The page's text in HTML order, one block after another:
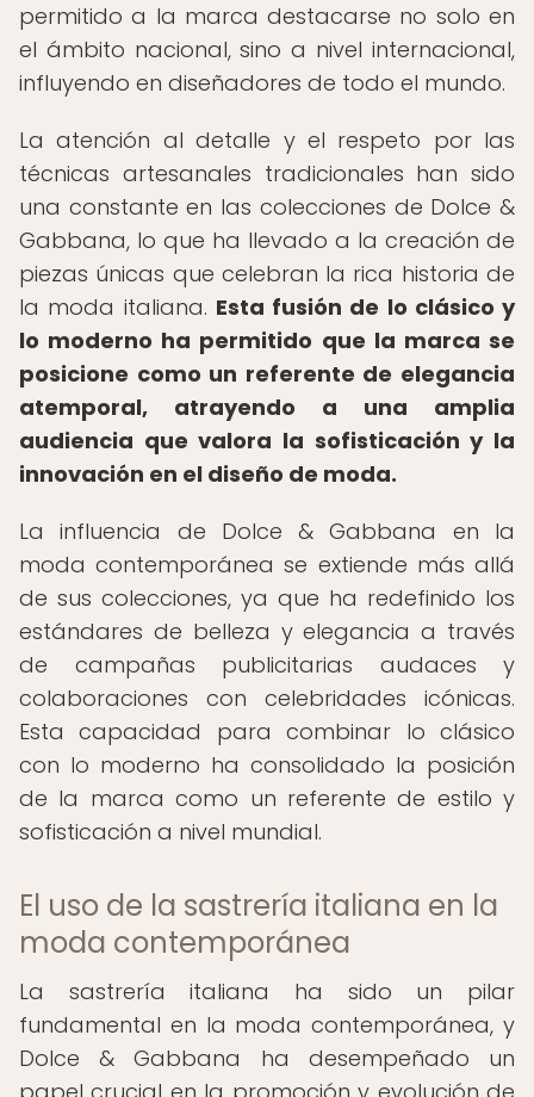
permitido a la marca destacarse no solo en
el ámbito nacional, sino a nivel internacional,
influyendo en diseñadores de todo el mundo.
La atención al detalle y el respeto por las
técnicas artesanales tradicionales han sido
una constante en las colecciones de Dolce &
Gabbana, lo que ha llevado a la creación de
piezas únicas que celebran la rica historia de
la moda italiana. Esta fusión de lo clásico y
lo moderno ha permitido que la marca se
posicione como un referente de elegancia
atemporal, atrayendo a una amplia
audiencia que valora la sofisticación y la
innovación en el diseño de moda.
La influencia de Dolce & Gabbana en la
moda contemporánea se extiende más allá
de sus colecciones, ya que ha redefinido los
estándares de belleza y elegancia a través
de campañas publicitarias audaces y
colaboraciones con celebridades icónicas.
Esta capacidad para combinar lo clásico
con lo moderno ha consolidado la posición
de la marca como un referente de estilo y
sofisticación a nivel mundial.
El uso de la sastrería italiana en la
moda contemporánea
La sastrería italiana ha sido un pilar
fundamental en la moda contemporánea, y
Dolce & Gabbana ha desempeñado un